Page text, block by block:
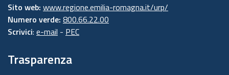
Sito web: www.regione.emilia-romagna.it/urp/
Numero verde: 800.66.22.00
Scrivici: e-mail - PEC
Trasparenza